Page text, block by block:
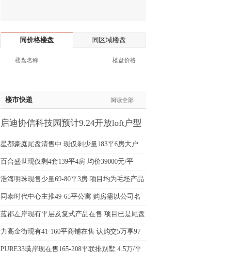
杨先生:134****5158
章先生:159****7226
周先生:138****8967
魏女士:138****0324
韩女士:158****2390
蔡女士:138****2322
赵先生:139****8548
吴小姐:139****6438
姚先生:137****6367
黄先生:138****7263
同价格楼盘 同区域楼盘
楼盘名称 楼盘价格
楼市快递 阅读全部
启迪协信科技园预计9.24开放loft户型
星都豪庭尾盘清售中 现仅剩少量183平6房大户
百合盛世现仅剩4套139平4房 均价39000元/平
浩海明珠现售少量69-80平3房 项目均为毛坯产品
同泰时代中心主推49-65平公寓 购房需以公司名
义
蓝郡左岸现有平层及复式产品在售 项目已是尾盘
力高金街现有41-160平商铺在售 认购交5万享97
折
PURE33璞岸现在售165-208平联排别墅 4.5万/平